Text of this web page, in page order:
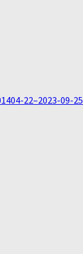
22–2023-09-25